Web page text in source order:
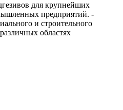
для крупнейших
предприятий. -
и строительного
областях